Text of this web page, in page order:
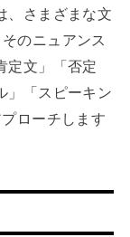
、さまざまな文
のニュアンス
定文」「否定
」「スピーキン
ローチします